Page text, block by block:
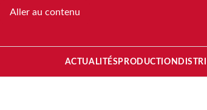
Aller au contenu
ACTUALITÉS PRODUCTION